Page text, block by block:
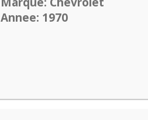
Annee: 1970